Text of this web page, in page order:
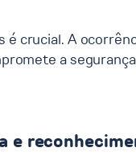
crucial. A
a
e